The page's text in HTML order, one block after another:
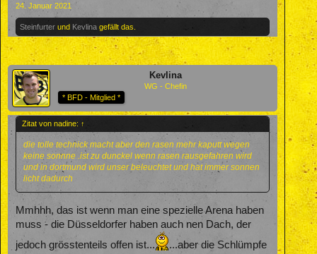
24. Januar 2021
Steinfurter und Kevlina gefällt das.
Kevlina
WG - Chefin
* BFD - Mitglied *
Zitat von nadine: ↑
die tolle technick macht aber den rasen mehr kaputt wegen
keine sonnne .ist zu dunckel wenn rasen rausgefahren wird
und in dortmund wird unser beleuchtet und hat immer sonnen
licht dadurch
Mmhhh, das ist wenn man eine spezielle Arena haben
muss - die Düsseldorfer haben auch nen Dach, der
jedoch grösstenteils offen ist...
...aber die Schlümpfe